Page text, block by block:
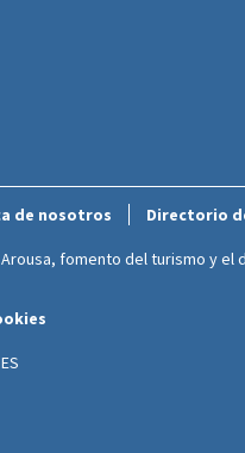
de nosotros Directorio
fomento del turismo y